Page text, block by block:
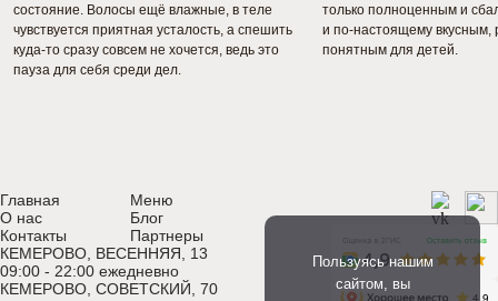
состояние. Волосы ещё влажные, в теле
чувствуется приятная усталость, а спешить
куда-то сразу совсем не хочется, ведь это
пауза для себя среди дел.
только полноценным и
и по-настоящему вкусным,
понятным для детей.
КЕМЕРОВО, ВЕСЕННЯЯ, 13
09:00 - 22:00 ежедневно
КЕМЕРОВО, СОВЕТСКИЙ, 70
Главная
О нас
Контакты
Меню
Блог
Партнеры
Пользуясь нашим
сайтом, вы